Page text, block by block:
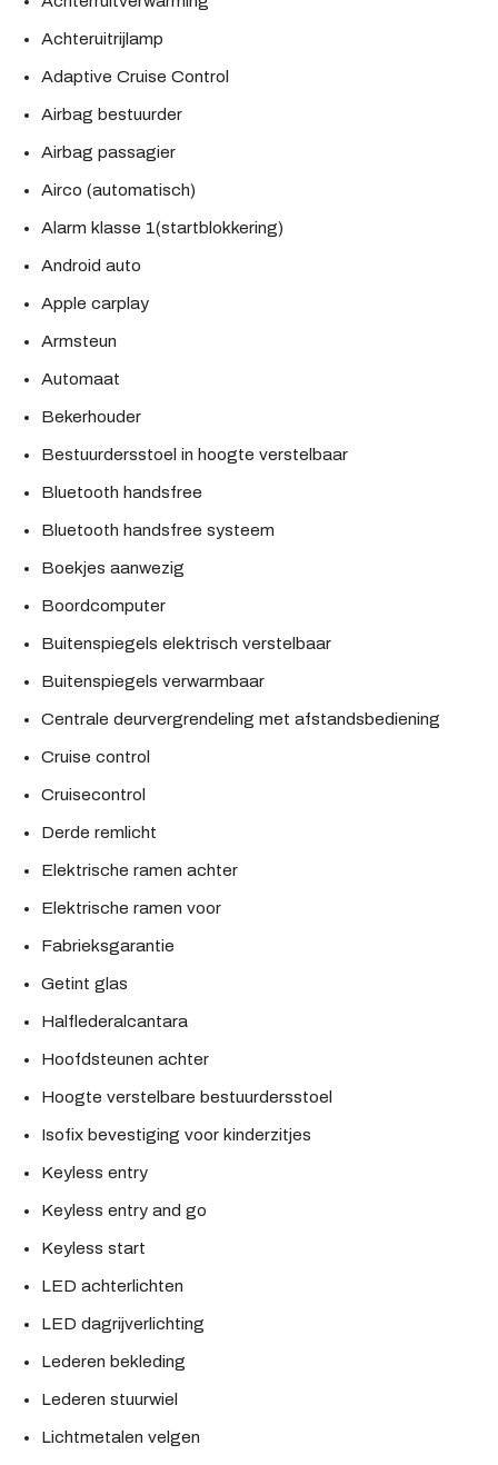
Achteruitrijlamp
Adaptive Cruise Control
Airbag bestuurder
Airbag passagier
Airco (automatisch)
Alarm klasse 1(startblokkering)
Android auto
Apple carplay
Armsteun
Automaat
Bekerhouder
Bestuurdersstoel in hoogte verstelbaar
Bluetooth handsfree
Bluetooth handsfree systeem
Boekjes aanwezig
Boordcomputer
Buitenspiegels elektrisch verstelbaar
Buitenspiegels verwarmbaar
Centrale deurvergrendeling met afstandsbediening
Cruise control
Cruisecontrol
Derde remlicht
Elektrische ramen achter
Elektrische ramen voor
Fabrieksgarantie
Getint glas
Halflederalcantara
Hoofdsteunen achter
Hoogte verstelbare bestuurdersstoel
Isofix bevestiging voor kinderzitjes
Keyless entry
Keyless entry and go
Keyless start
LED achterlichten
LED dagrijverlichting
Lederen bekleding
Lederen stuurwiel
Lichtmetalen velgen